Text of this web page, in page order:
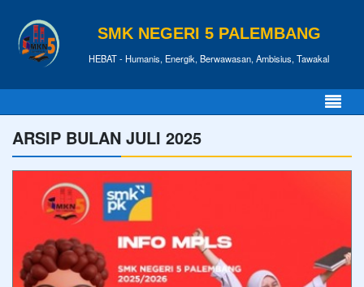
SMK NEGERI 5 PALEMBANG
HEBAT - Humanis, Energik, Berwawasan, Ambisius, Tawakal
ARSIP BULAN JULI 2025